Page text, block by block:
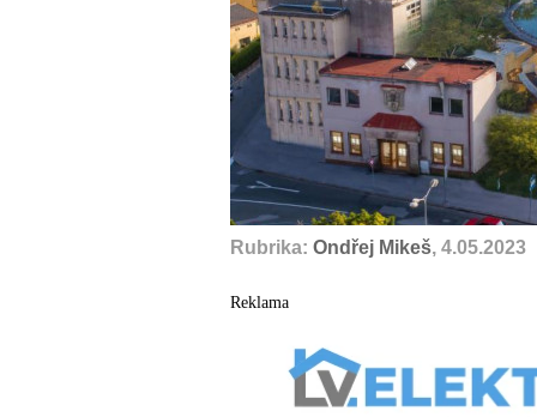
Rubrika: Ondřej Mikeš, 4.05.2023
Reklama